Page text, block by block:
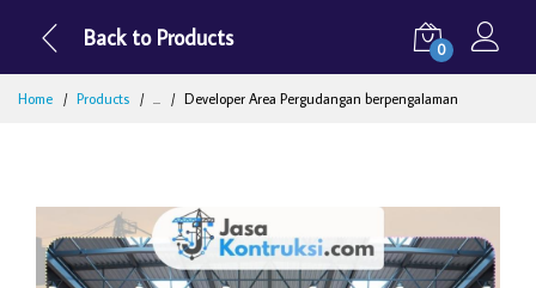
Back to Products 0
Home Products ... Developer Area Pergudangan berpengalaman